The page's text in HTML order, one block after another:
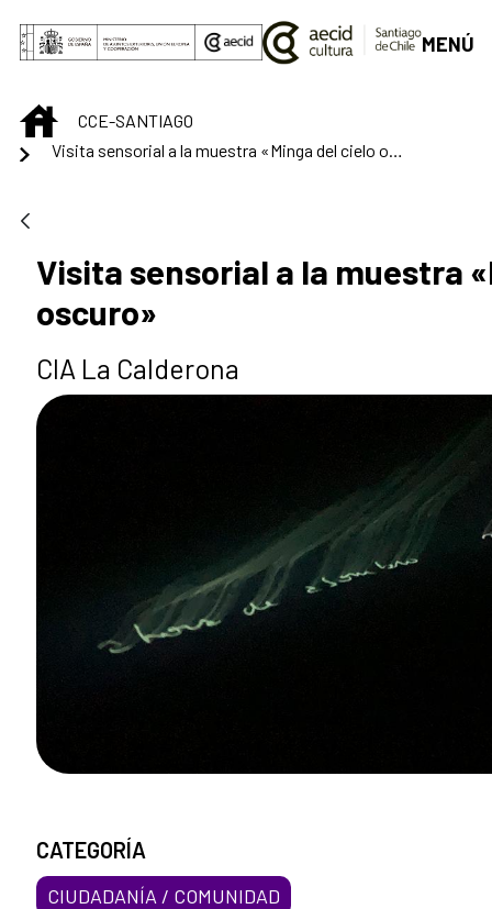
Saltar al contenido principal
MENÚ
INICIOCCE-SANTIAGO
Visita sensorial a la muestra
oscuro»
CIA La Calderona
CATEGORÍA
CIUDADANÍA / COMUNIDAD